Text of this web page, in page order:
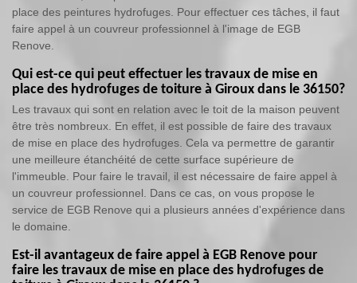
place des peintures hydrofuges. Pour effectuer ces tâches, il faut
faire appel à un couvreur professionnel à l'image de EGB
Renove.
Qui est-ce qui peut effectuer les travaux de mise en
place des hydrofuges de toiture à Giroux dans le 36150?
Les travaux qui sont en relation avec le toit de la maison peuvent
être très nombreux. En effet, il est possible de faire des travaux
de mise en place des hydrofuges. Cela va permettre de garantir
une meilleure étanchéité de cette surface supérieure de
l'immeuble. Pour faire le travail, il est nécessaire de faire appel à
un couvreur professionnel. Dans ce cas, on vous propose le
service de EGB Renove qui a plusieurs années d'expérience dans
le domaine.
Est-il avantageux de faire appel à EGB Renove pour
faire les travaux de mise en place des hydrofuges de